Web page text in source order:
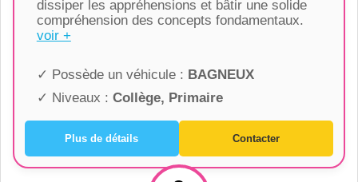
dissiper les appréhensions et bâtir une solide
compréhension des concepts fondamentaux.
voir +
✓ Possède un véhicule : BAGNEUX
✓ Niveaux : Collège, Primaire
Plus de détails Contacter